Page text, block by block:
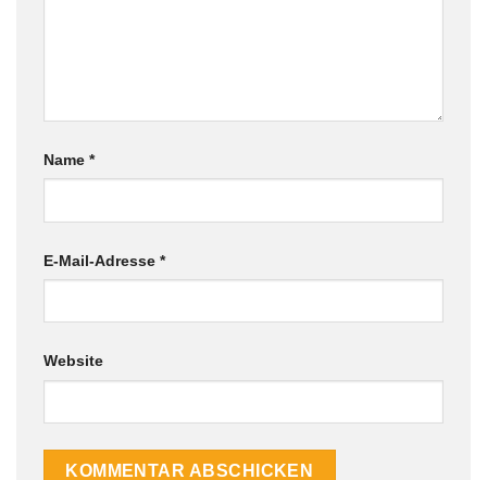
Name *
E-Mail-Adresse *
Website